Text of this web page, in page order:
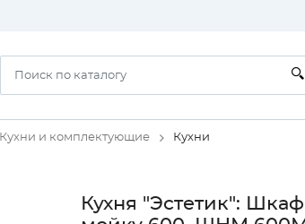
Кухни и комплектующие Кухни
Кухня "Эстетик":